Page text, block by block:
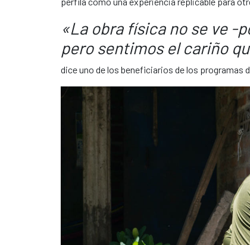
«La obra física no se ve -
pero sentimos el cariño
dice uno de los beneficiarios de los programas